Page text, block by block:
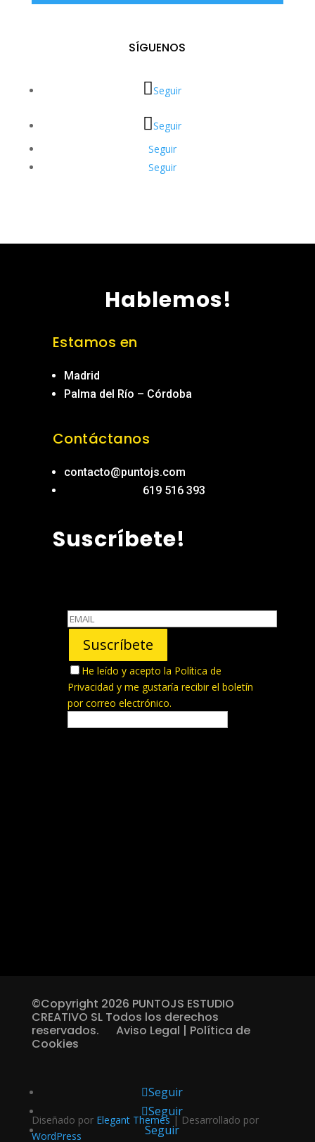
SÍGUENOS
Seguir
Seguir
Seguir
Seguir
Hablemos!
Estamos en
Madrid
Palma del Río – Córdoba
Contáctanos
contacto@puntojs.com
619 516 393
Suscríbete!
He leído y acepto la Política de
Privacidad y me gustaría recibir el boletín
por correo electrónico.
©Copyright 2026 PUNTOJS ESTUDIO
CREATIVO SL Todos los derechos
reservados. Aviso Legal | Política de
Cookies
Seguir
Seguir
Seguir
Diseñado por Elegant Themes| Desarrollado por
WordPress